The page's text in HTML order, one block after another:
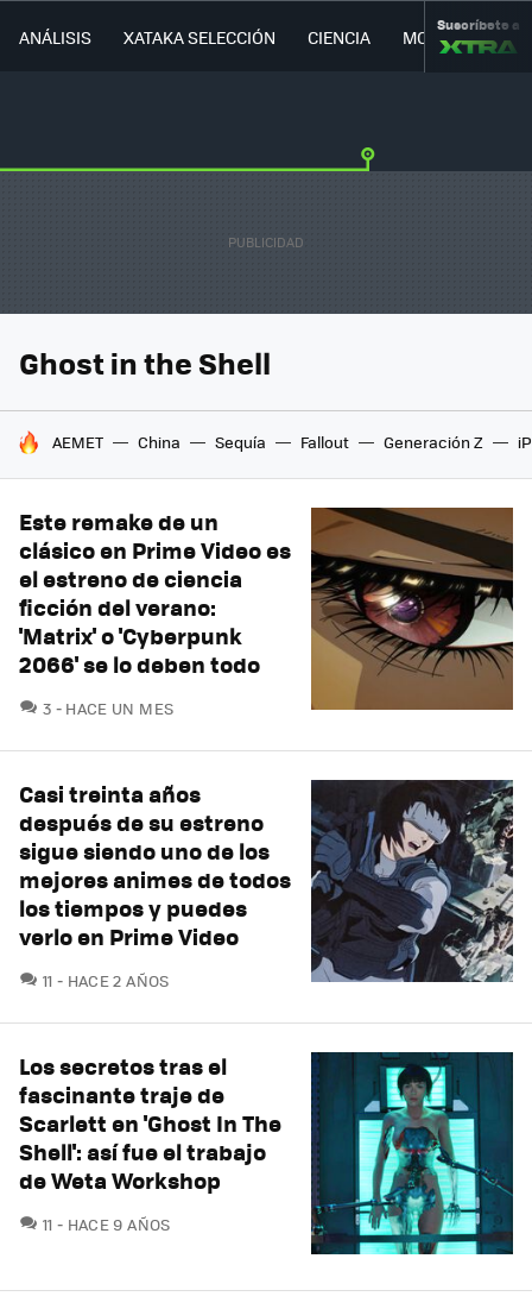
ANÁLISIS XATAKA SELECCIÓN CIENCIA MOVILIDAD
Suscríbete a
Ghost in the Shell
HOY SE HABLA DE
AEMET China Sequía Fallout Generación Z
Este remake de un
clásico en Prime Video es
el estreno de ciencia
ficción del verano:
'Matrix' o 'Cyberpunk
2066' se lo deben todo
3 COMENTARIOS
HACE UN MES
Casi treinta años
después de su estreno
sigue siendo uno de los
mejores animes de todos
los tiempos y puedes
verlo en Prime Video
11 COMENTARIOS
HACE 2 AÑOS
Los secretos tras el
fascinante traje de
Scarlett en 'Ghost In The
Shell': así fue el trabajo
de Weta Workshop
11 COMENTARIOS
HACE 9 AÑOS